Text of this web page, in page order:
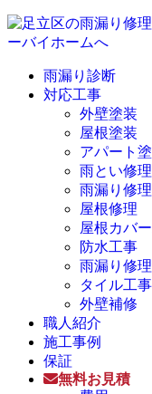
雨漏り診断
対応工事
外壁塗装
屋根塗装
アパート
雨とい修理
雨漏り修理
屋根修理
屋根カバ
防水工事
雨漏り修理
タイル工事
外壁補修
職人紹介
施工事例
保証
無料お見積